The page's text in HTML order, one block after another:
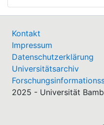
Kontakt
Impressum
Datenschutzerklärung
Universitätsarchiv
2025 - Universität